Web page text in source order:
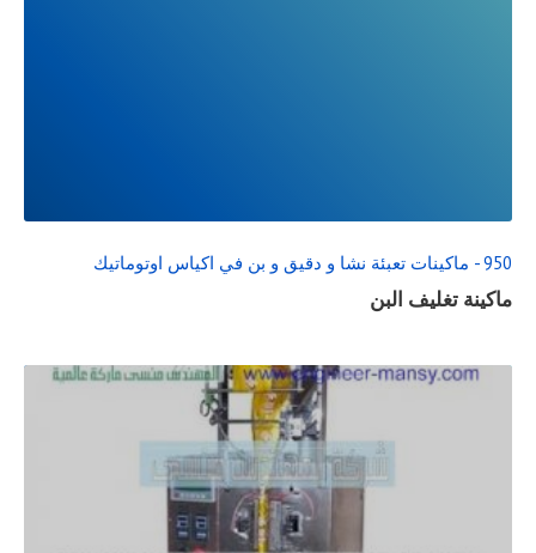
950 - ماكينات تعبئة نشا و دقيق و بن في اكياس اوتوماتيك
ماكينة تغليف البن
READ